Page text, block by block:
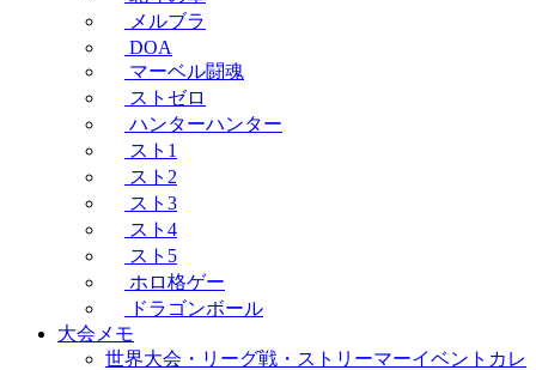
メルブラ
DOA
マーベル闘魂
ストゼロ
ハンターハンター
スト1
スト2
スト3
スト4
スト5
ホロ格ゲー
ドラゴンボール
大会メモ
世界大会・リーグ戦・ストリーマーイベントカレ